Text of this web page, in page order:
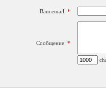
Ваш email: *
Сообщение: *